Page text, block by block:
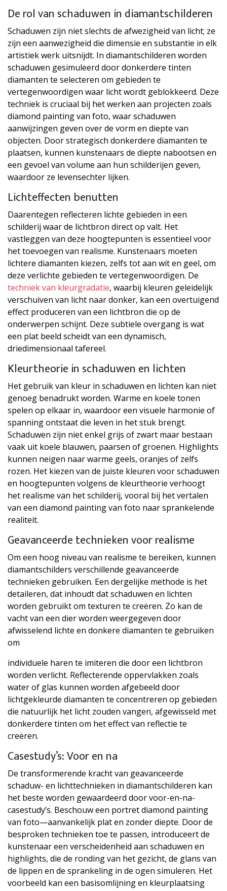
De rol van schaduwen in diamantschilderen
Schaduwen zijn niet slechts de afwezigheid van licht; ze
zijn een aanwezigheid die dimensie en substantie in elk
artistiek werk uitsnijdt. In diamantschilderen worden
schaduwen gesimuleerd door donkerdere tinten
diamanten te selecteren om gebieden te
vertegenwoordigen waar licht wordt geblokkeerd. Deze
techniek is cruciaal bij het werken aan projecten zoals
diamond painting van foto, waar schaduwen
aanwijzingen geven over de vorm en diepte van
objecten. Door strategisch donkerdere diamanten te
plaatsen, kunnen kunstenaars de diepte nabootsen en
een gevoel van volume aan hun schilderijen geven,
waardoor ze levensechter lijken.
Lichteffecten benutten
Daarentegen reflecteren lichte gebieden in een
schilderij waar de lichtbron direct op valt. Het
vastleggen van deze hoogtepunten is essentieel voor
het toevoegen van realisme. Kunstenaars moeten
lichtere diamanten kiezen, zelfs tot aan wit en geel, om
deze verlichte gebieden te vertegenwoordigen. De
techniek van kleurgradatie, waarbij kleuren geleidelijk
verschuiven van licht naar donker, kan een overtuigend
effect produceren van een lichtbron die op de
onderwerpen schijnt. Deze subtiele overgang is wat
een plat beeld scheidt van een dynamisch,
driedimensionaal tafereel.
Kleurtheorie in schaduwen en lichten
Het gebruik van kleur in schaduwen en lichten kan niet
genoeg benadrukt worden. Warme en koele tonen
spelen op elkaar in, waardoor een visuele harmonie of
spanning ontstaat die leven in het stuk brengt.
Schaduwen zijn niet enkel grijs of zwart maar bestaan
vaak uit koele blauwen, paarsen of groenen. Highlights
kunnen neigen naar warme geels, oranjes of zelfs
rozen. Het kiezen van de juiste kleuren voor schaduwen
en hoogtepunten volgens de kleurtheorie verhoogt
het realisme van het schilderij, vooral bij het vertalen
van een diamond painting van foto naar sprankelende
realiteit.
Geavanceerde technieken voor realisme
Om een hoog niveau van realisme te bereiken, kunnen
diamantschilders verschillende geavanceerde
technieken gebruiken. Een dergelijke methode is het
detaileren, dat inhoudt dat schaduwen en lichten
worden gebruikt om texturen te creëren. Zo kan de
vacht van een dier worden weergegeven door
afwisselend lichte en donkere diamanten te gebruiken
om
individuele haren te imiteren die door een lichtbron
worden verlicht. Reflecterende oppervlakken zoals
water of glas kunnen worden afgebeeld door
lichtgekleurde diamanten te concentreren op gebieden
die natuurlijk het licht zouden vangen, afgewisseld met
donkerdere tinten om het effect van reflectie te
creëren.
Casestudy’s: Voor en na
De transformerende kracht van geavanceerde
schaduw- en lichttechnieken in diamantschilderen kan
het beste worden gewaardeerd door voor-en-na-
casestudy’s. Beschouw een portret diamond painting
van foto—aanvankelijk plat en zonder diepte. Door de
besproken technieken toe te passen, introduceert de
kunstenaar een verscheidenheid aan schaduwen en
highlights, die de ronding van het gezicht, de glans van
de lippen en de sprankeling in de ogen simuleren. Het
voorbeeld kan een basisomlijning en kleurplaatsing